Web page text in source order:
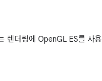
렌더링에 OpenGL ES를 사용